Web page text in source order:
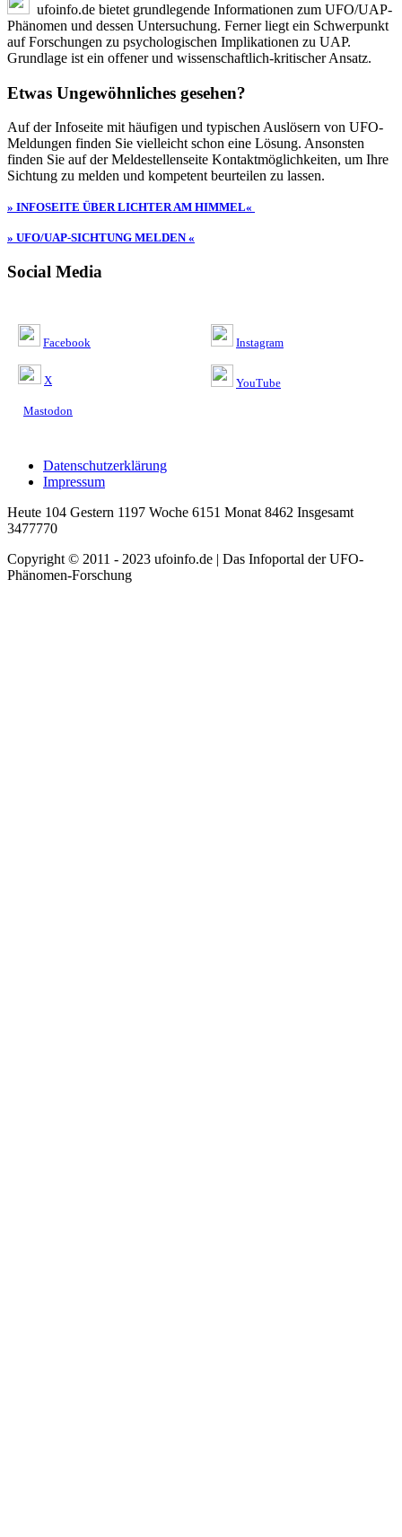
ufoinfo.de bietet grundlegende Informationen zum UFO/UAP-
Phänomen und dessen Untersuchung. Ferner liegt ein Schwerpunkt
auf Forschungen zu psychologischen Implikationen zu UAP.
Grundlage ist ein offener und wissenschaftlich-kritischer Ansatz.
Etwas Ungewöhnliches gesehen?
Auf der Infoseite mit häufigen und typischen Auslösern von UFO-
Meldungen finden Sie vielleicht schon eine Lösung. Ansonsten
finden Sie auf der Meldestellenseite Kontaktmöglichkeiten, um Ihre
Sichtung zu melden und kompetent beurteilen zu lassen.
» INFOSEITE ÜBER LICHTER AM HIMMEL«
» UFO/UAP-SICHTUNG MELDEN «
Social Media
Facebook
X
Mastodon
Instagram
YouTube
Datenschutzerklärung
Impressum
Heute 104 Gestern 1197 Woche 6151 Monat 8462 Insgesamt
3477770
Copyright © 2011 - 2023 ufoinfo.de | Das Infoportal der UFO-
Phänomen-Forschung